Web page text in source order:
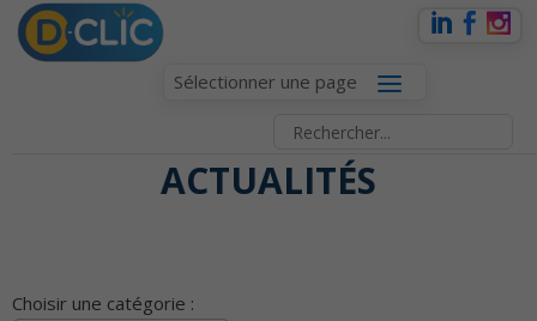
Sélectionner une page
ACTUALITÉS
Choisir une catégorie :